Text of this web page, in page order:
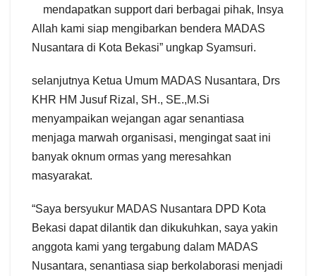
mendapatkan support dari berbagai pihak, Insya
Allah kami siap mengibarkan bendera MADAS
Nusantara di Kota Bekasi” ungkap Syamsuri.
selanjutnya Ketua Umum MADAS Nusantara, Drs
KHR HM Jusuf Rizal, SH., SE.,M.Si
menyampaikan wejangan agar senantiasa
menjaga marwah organisasi, mengingat saat ini
banyak oknum ormas yang meresahkan
masyarakat.
“Saya bersyukur MADAS Nusantara DPD Kota
Bekasi dapat dilantik dan dikukuhkan, saya yakin
anggota kami yang tergabung dalam MADAS
Nusantara, senantiasa siap berkolaborasi menjadi